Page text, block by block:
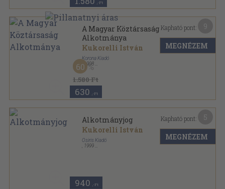
,-Ft
A Magyar Köztársaság
Alkotmánya
Kukorelli István
Korona Kiadó
, 1998
Fűzött keménykötés
1.580 Ft
60
630 ,-Ft
Kapható pont:
MEGNÉZEM
Alkotmányjog
Kukorelli István
Osiris Kiadó
1999
940 ,-Ft
Kapható pont:
MEGNÉZEM